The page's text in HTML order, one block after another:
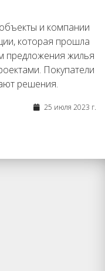
и компании
которая прошла
предложения жилья
Покупатели
решения.
25 июля 2023 г.